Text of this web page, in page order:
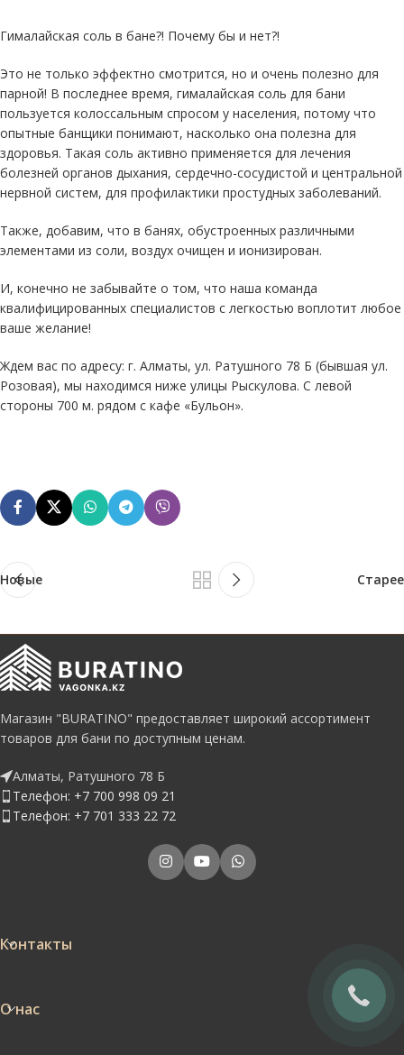
Гималайская соль в бане?! Почему бы и нет?!
Это не только эффектно смотрится, но и очень полезно для
парной! В последнее время, гималайская соль для бани
пользуется колоссальным спросом у населения, потому что
опытные банщики понимают, насколько она полезна для
здоровья. Такая соль активно применяется для лечения
болезней органов дыхания, сердечно-сосудистой и центральной
нервной систем, для профилактики простудных заболеваний.
Также, добавим, что в банях, обустроенных различными
элементами из соли, воздух очищен и ионизирован.
И, конечно не забывайте о том, что наша команда
квалифицированных специалистов с легкостью воплотит любое
ваше желание!
Ждем вас по адресу: г. Алматы, ул. Ратушного 78 Б (бывшая ул.
Розовая), мы находимся ниже улицы Рыскулова. С левой
стороны 700 м. рядом с кафе «Бульон».
Новые Старее
Магазин "BURATINO" предоставляет широкий ассортимент
товаров для бани по доступным ценам.
Алматы, Ратушного 78 Б
Телефон: +7 700 998 09 21
Телефон: +7 701 333 22 72
Контакты
О нас